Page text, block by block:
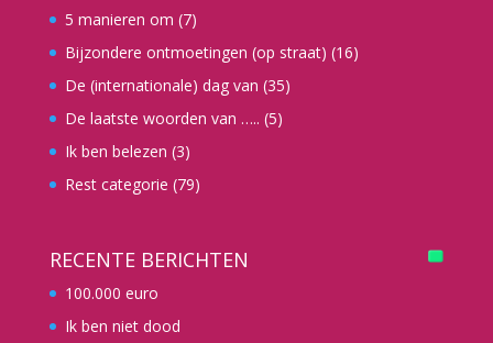
5 manieren om (7)
Bijzondere ontmoetingen (op straat) (16)
De (internationale) dag van (35)
De laatste woorden van ….. (5)
Ik ben belezen (3)
Rest categorie (79)
RECENTE BERICHTEN
100.000 euro
Ik ben niet dood